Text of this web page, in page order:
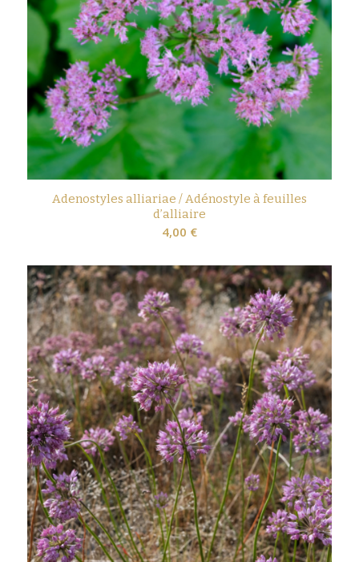
Adenostyles alliariae / Adénostyle à feuilles
d’alliaire
4,00 €